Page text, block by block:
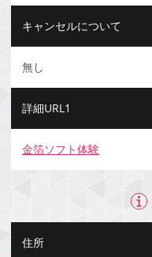
キャンセルについて
無し
詳細URL1
金箔ソフト体験
住所